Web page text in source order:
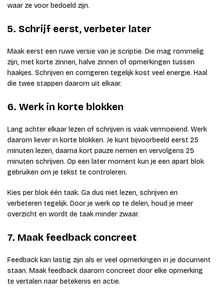
waar ze voor bedoeld zijn.
5. Schrijf eerst, verbeter later
Maak eerst een ruwe versie van je scriptie. Die mag rommelig
zijn, met korte zinnen, halve zinnen of opmerkingen tussen
haakjes. Schrijven en corrigeren tegelijk kost veel energie. Haal
die twee stappen daarom uit elkaar.
6. Werk in korte blokken
Lang achter elkaar lezen of schrijven is vaak vermoeiend. Werk
daarom liever in korte blokken. Je kunt bijvoorbeeld eerst 25
minuten lezen, daarna kort pauze nemen en vervolgens 25
minuten schrijven. Op een later moment kun je een apart blok
gebruiken om je tekst te controleren.
Kies per blok één taak. Ga dus niet lezen, schrijven en
verbeteren tegelijk. Door je werk op te delen, houd je meer
overzicht en wordt de taak minder zwaar.
7. Maak feedback concreet
Feedback kan lastig zijn als er veel opmerkingen in je document
staan. Maak feedback daarom concreet door elke opmerking
te vertalen naar betekenis en actie.